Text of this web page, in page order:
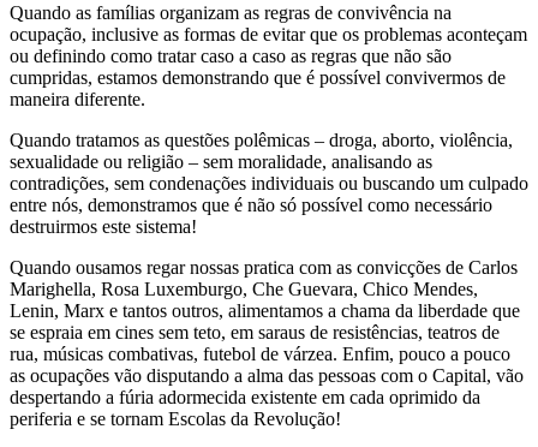
Quando as famílias organizam as regras de convivência na
ocupação, inclusive as formas de evitar que os problemas aconteçam
ou definindo como tratar caso a caso as regras que não são
cumpridas, estamos demonstrando que é possível convivermos de
maneira diferente.
Quando tratamos as questões polêmicas – droga, aborto, violência,
sexualidade ou religião – sem moralidade, analisando as
contradições, sem condenações individuais ou buscando um culpado
entre nós, demonstramos que é não só possível como necessário
destruirmos este sistema!
Quando ousamos regar nossas pratica com as convicções de Carlos
Marighella, Rosa Luxemburgo, Che Guevara, Chico Mendes,
Lenin, Marx e tantos outros, alimentamos a chama da liberdade que
se espraia em cines sem teto, em saraus de resistências, teatros de
rua, músicas combativas, futebol de várzea. Enfim, pouco a pouco
as ocupações vão disputando a alma das pessoas com o Capital, vão
despertando a fúria adormecida existente em cada oprimido da
periferia e se tornam Escolas da Revolução!